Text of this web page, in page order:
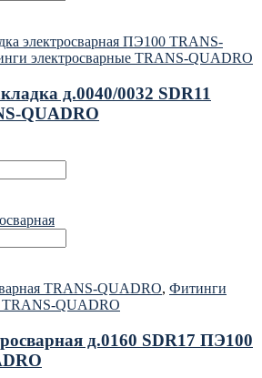
электросварная ПЭ100 TRANS-
электросварные TRANS-QUADRO
д.0040/0032 SDR11
QUADRO
TRANS-QUADRO, Фитинги
TRANS-QUADRO
д.0160 SDR17 ПЭ100